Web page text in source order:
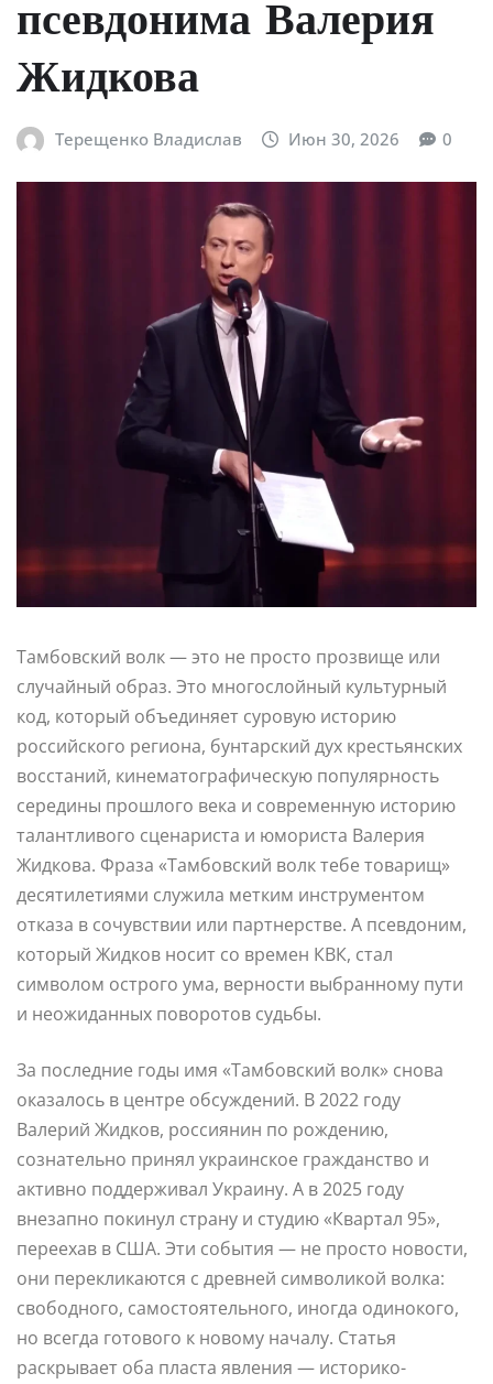
псевдонима Валерия
Жидкова
Терещенко Владислав Июн 30, 2026 0
Тамбовский волк — это не просто прозвище или
случайный образ. Это многослойный культурный
код, который объединяет суровую историю
российского региона, бунтарский дух крестьянских
восстаний, кинематографическую популярность
середины прошлого века и современную историю
талантливого сценариста и юмориста Валерия
Жидкова. Фраза «Тамбовский волк тебе товарищ»
десятилетиями служила метким инструментом
отказа в сочувствии или партнерстве. А псевдоним,
который Жидков носит со времен КВК, стал
символом острого ума, верности выбранному пути
и неожиданных поворотов судьбы.
За последние годы имя «Тамбовский волк» снова
оказалось в центре обсуждений. В 2022 году
Валерий Жидков, россиянин по рождению,
сознательно принял украинское гражданство и
активно поддерживал Украину. А в 2025 году
внезапно покинул страну и студию «Квартал 95»,
переехав в США. Эти события — не просто новости,
они перекликаются с древней символикой волка:
свободного, самостоятельного, иногда одинокого,
но всегда готового к новому началу. Статья
раскрывает оба пласта явления — историко-